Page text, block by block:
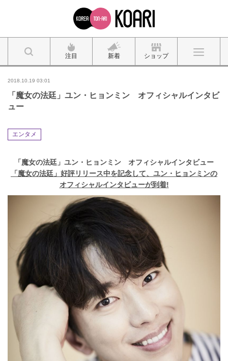
注目 新着 ショップ
2018.10.19 03:01
「魔女の法廷」ユン・ヒョンミン オフィシャルインタビ
ュー
エンタメ
「魔女の法廷」ユン・ヒョンミン オフィシャルインタビュー
「魔女の法廷」好評リリース中を記念して、ユン・ヒョンミンの
オフィシャルインタビューが到着!